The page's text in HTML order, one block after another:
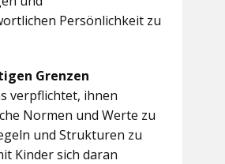
Persönlichkeit zu
Grenzen
verpflichtet, ihnen
Normen und Werte zu
und Strukturen zu
Kinder sich daran